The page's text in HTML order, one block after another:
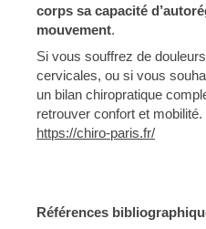
corps sa capacité
mouvement.
Si vous souffrez de
cervicales, ou si vous
un bilan chiropratique
retrouver confort et mobilité.
https://chiro-paris.fr/
Références